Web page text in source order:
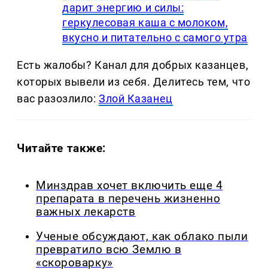
дарит энергию и силы:
геркулесовая каша с молоком,
вкусно и питательно с самого утра
Есть жалобы? Канал для добрых казанцев,
которых вывели из себя. Делитеcь тем, что
вас разозлило:Злой Казанец
Читайте также:
Минздрав хочет включить еще 4
препарата в перечень жизненно
важных лекарств
Ученые обсуждают, как облако пыли
превратило всю Землю в
«скороварку»